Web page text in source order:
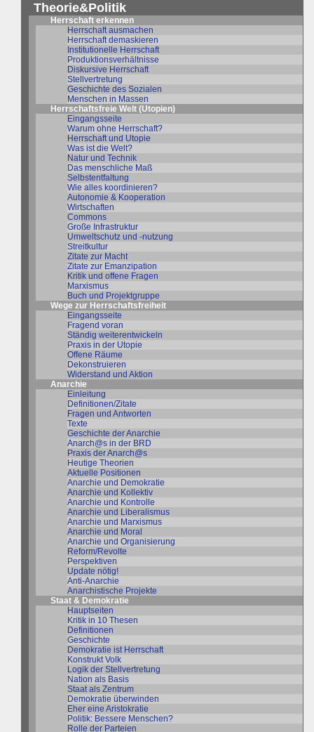
Theorie&Politik
Herrschaft erkennen
Herrschaft ausmachen
Herrschaft demaskieren
Institutionelle Herrschaft
Produktionsverhältnisse
Diskursive Herrschaft
Stellvertretung
Geschichte des Sozialen
Menschen in Massen
Herrschaftsfreie Welt (Utopien)
Eingangsseite
Warum ohne Herrschaft?
Herrschaft und Utopie
Was ist die Welt?
Natur und Technik
Das menschliche Maß
Selbstentfaltung
Wie alles koordinieren?
Autonomie & Kooperation
Wirtschaften
Commons
Große Infrastruktur
Umweltschutz und -nutzung
Streitkultur
Zitate zur Macht
Zitate zur Emanzipation
Kritik und offene Fragen
Marxismus
Buch und Projektgruppe
Wege zur Herrschaftsfreiheit
Eingangsseite
Fragend voran
Ständig weiterentwickeln
Praxis in der Utopie
Offene Räume
Dekonstruieren
Widerstand und Aktion
Anarchie
Einleitung
Definitionen/Zitate
Fragen und Antworten
Texte
Geschichte der Anarchie
Anarch@s in der BRD
Praxis der Anarch@s
Heutige Theorien
Aktuelle Positionen
Anarchie und Demokratie
Anarchie und Kollektiv
Anarchie und Kontrolle
Anarchie und Liberalismus
Anarchie und Marxismus
Anarchie und Moral
Anarchie und Organisierung
Reform/Revolte
Perspektiven
Update nötig!
Anti-Anarchie
Anarchistische Projekte
Staat & Demokratie
Hauptseiten
Kritik in 10 Thesen
Definitionen
Geschichte
Demokratie ist Herrschaft
Konstrukt Volk
Logik der Stellvertretung
Nation als Basis
Staat als Zentrum
Demokratie überwinden
Eher eine Aristokratie
Politik: Bessere Menschen?
Rolle der Parteien